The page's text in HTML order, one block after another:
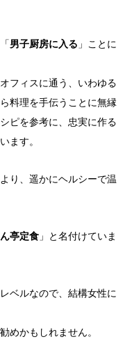
男子厨房に入る 」ことに
フィスに通う、いわゆる
料理を手伝うことに無縁
ピを参考に、忠実に作る
ます。
り、遥かにヘルシーで温
亭定食 」と名付けていま
ベルなので、結構女性に
めかもしれません。